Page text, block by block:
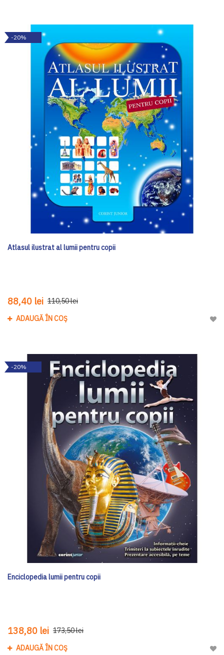
-20%
Atlasul ilustrat al lumii pentru copii
88,40 lei 110,50 lei
ADAUGĂ ÎN COȘ
-20%
Enciclopedia lumii pentru copii
138,80 lei 173,50 lei
ADAUGĂ ÎN COȘ